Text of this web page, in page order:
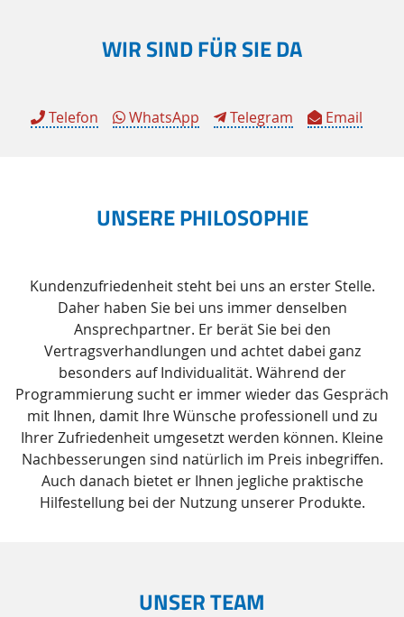
WIR SIND FÜR SIE DA
Telefon WhatsApp Telegram Email
UNSERE PHILOSOPHIE
Kundenzufriedenheit steht bei uns an erster Stelle.
Daher haben Sie bei uns immer denselben
Ansprechpartner. Er berät Sie bei den
Vertragsverhandlungen und achtet dabei ganz
besonders auf Individualität. Während der
Programmierung sucht er immer wieder das Gespräch
mit Ihnen, damit Ihre Wünsche professionell und zu
Ihrer Zufriedenheit umgesetzt werden können. Kleine
Nachbesserungen sind natürlich im Preis inbegriffen.
Auch danach bietet er Ihnen jegliche praktische
Hilfestellung bei der Nutzung unserer Produkte.
UNSER TEAM